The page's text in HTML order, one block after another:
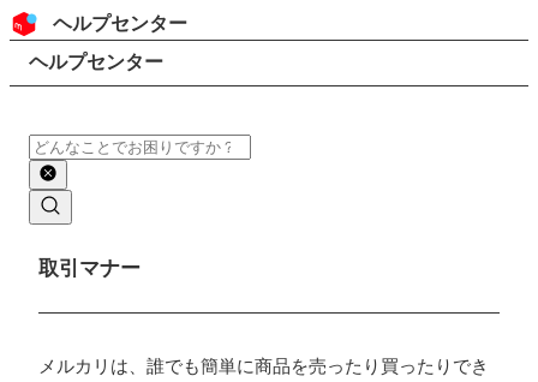
コンテンツにスキップ
ヘッダー
ヘルプセンター
検索
パンくずリスト
ヘルプセンター
検索
メインコンテンツ
取引マナー
メルカリは、誰でも簡単に商品を売ったり買ったりでき